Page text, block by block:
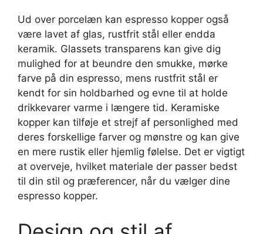
Ud over porcelæn kan espresso kopper også
være lavet af glas, rustfrit stål eller endda
keramik. Glassets transparens kan give dig
mulighed for at beundre den smukke, mørke
farve på din espresso, mens rustfrit stål er
kendt for sin holdbarhed og evne til at holde
drikkevarer varme i længere tid. Keramiske
kopper kan tilføje et strejf af personlighed med
deres forskellige farver og mønstre og kan give
en mere rustik eller hjemlig følelse. Det er vigtigt
at overveje, hvilket materiale der passer bedst
til din stil og præferencer, når du vælger dine
espresso kopper.